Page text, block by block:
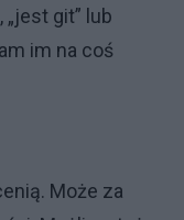
git” lub
im na coś
Może za